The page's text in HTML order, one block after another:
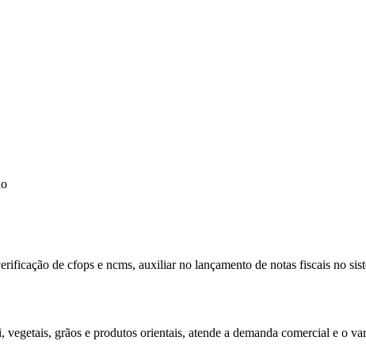
de cfops e ncms, auxiliar no lançamento de notas fiscais no
grãos e produtos orientais, atende a demanda comercial e o